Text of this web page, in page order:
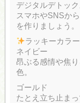
デジタルデトック
スマホやSNSか
を作りましょう。
ラッキーカラー
ネイビー
昂ぶる感情や焦
色。
ゴールド
たとえ立ち止ま